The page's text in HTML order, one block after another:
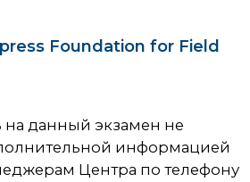
Foundation for Field
на данный экзамен не
информацией
Центра по телефону